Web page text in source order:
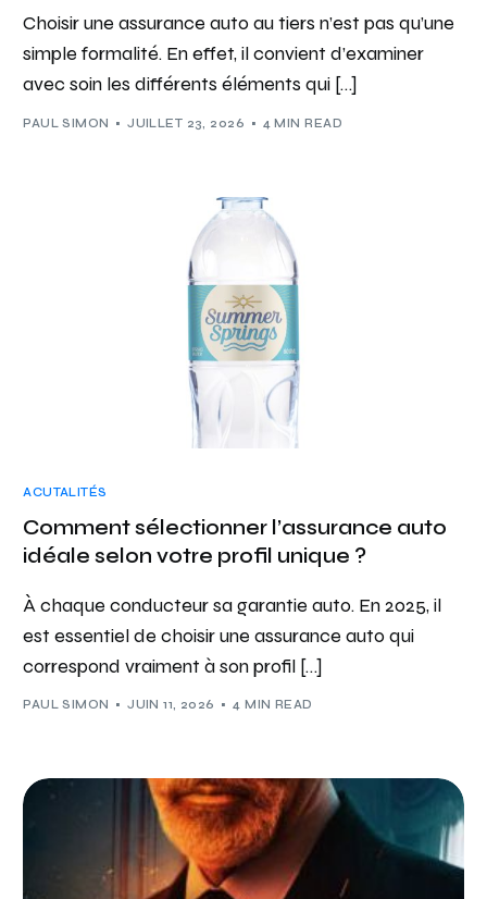
Choisir une assurance auto au tiers n’est pas qu’une
simple formalité. En effet, il convient d’examiner
avec soin les différents éléments qui […]
PAUL SIMON JUILLET 23, 2026 4 MIN READ
ACUTALITÉS
Comment sélectionner l’assurance auto
idéale selon votre profil unique ?
À chaque conducteur sa garantie auto. En 2025, il
est essentiel de choisir une assurance auto qui
correspond vraiment à son profil […]
PAUL SIMON JUIN 11, 2026 4 MIN READ